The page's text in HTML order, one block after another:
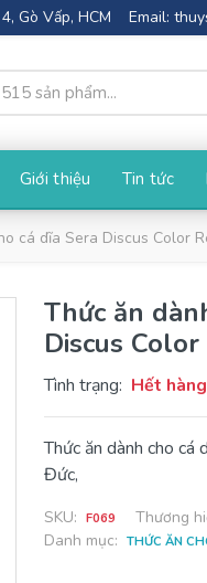
Gò Vấp, HCM Email:
Giới thiệu Tin tức
cá dĩa Sera Discus Color
Thức ăn
Discus
Tình trạng: Hết hàng
Thức ăn dành cho cá
Đức,
SKU: F069 Thương
Danh mục: THỨC ĂN